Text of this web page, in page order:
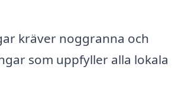
kräver noggranna och
som uppfyller alla lokala